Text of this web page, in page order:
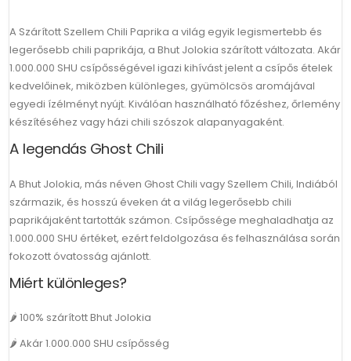
A Szárított Szellem Chili Paprika a világ egyik legismertebb és
legerősebb chili paprikája, a Bhut Jolokia szárított változata. Akár
1.000.000 SHU csípősségével igazi kihívást jelent a csípős ételek
kedvelőinek, miközben különleges, gyümölcsös aromájával
egyedi ízélményt nyújt. Kiválóan használható főzéshez, őrlemény
készítéséhez vagy házi chili szószok alapanyagaként.
A legendás Ghost Chili
A Bhut Jolokia, más néven Ghost Chili vagy Szellem Chili, Indiából
származik, és hosszú éveken át a világ legerősebb chili
paprikájaként tartották számon. Csípőssége meghaladhatja az
1.000.000 SHU értéket, ezért feldolgozása és felhasználása során
fokozott óvatosság ajánlott.
Miért különleges?
🌶 100% szárított Bhut Jolokia
🌶 Akár 1.000.000 SHU csípősség